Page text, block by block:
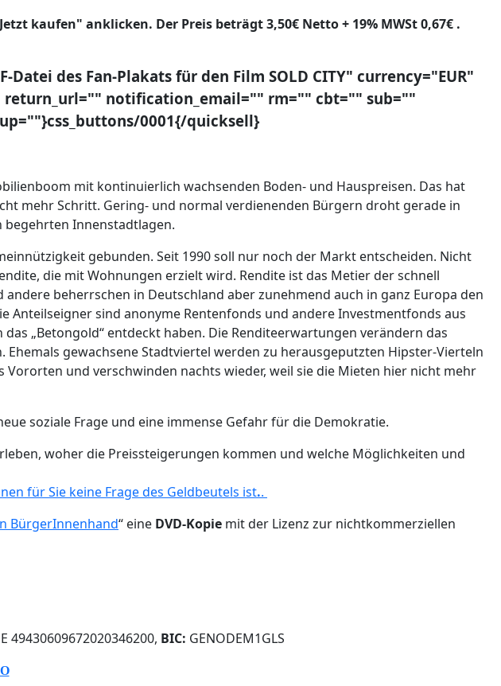
kaufen" anklicken. Der Preis beträgt 3,50€ Netto + 19% MWSt 0,67€ .
des Fan-Plakats für den Film SOLD CITY" currency="EUR"
notification_email="" rm="" cbt="" sub=""
0001{/quicksell}
mit kontinuierlich wachsenden Boden- und Hauspreisen. Das hat
mehr Schritt. Gering- und normal verdienenden Bürgern droht gerade in
begehrten Innenstadtlagen.
gebunden. Seit 1990 soll nur noch der Markt entscheiden. Nicht
die mit Wohnungen erzielt wird. Rendite ist das Metier der schnell
beherrschen in Deutschland aber zunehmend auch in ganz Europa den
Anteilseigner sind anonyme Rentenfonds und andere Investmentfonds aus
„Betongold“ entdeckt haben. Die Renditeerwartungen verändern das
gewachsene Stadtviertel werden zu herausgeputzten Hipster-Vierteln
und verschwinden nachts wieder, weil sie die Mieten hier nicht mehr
soziale Frage und eine immense Gefahr für die Demokratie.
woher die Preissteigerungen kommen und welche Möglichkeiten und
für Sie keine Frage des Geldbeutels ist..
BürgerInnenhand“ eine DVD-Kopie mit der Lizenz zur nichtkommerziellen
49430609672020346200, BIC: GENODEM1GLS